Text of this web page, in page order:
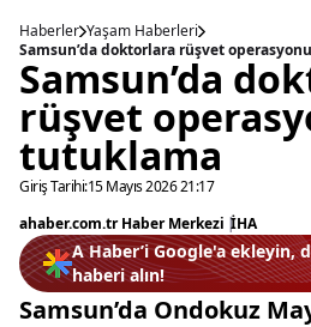
Haberler Yaşam Haberleri
Samsun’da doktorlara rüşvet
Samsun’da
rüşvet
tutuklama
Giriş Tarihi:15 Mayıs 2026 21:17
ahaber.com.tr Haber Merkezi |İHA
A Haber’i Google'a ekleyin,
haberi alın!
Samsun’da Ondokuz